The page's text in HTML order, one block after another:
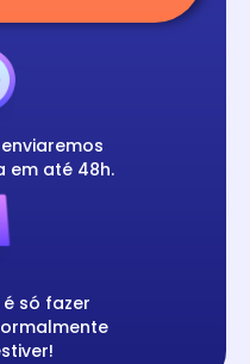
em até 48h.
só fazer